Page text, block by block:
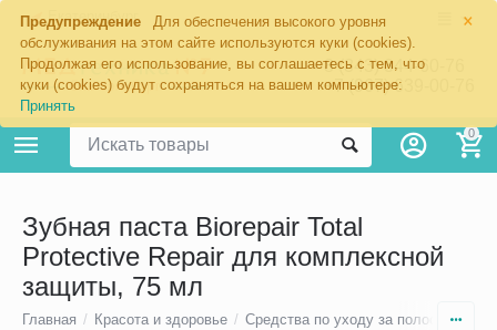
×
Предупреждение
Для обеспечения высокого уровня
обслуживания на этом сайте используются куки (cookies).
Продолжая его использование, вы соглашаетесь с тем, что
куки (cookies) будут сохраняться на вашем компьютере:
Принять
Екатеринбург
8 (343) 344-60-76
+7 (967) 639-00-76
0
Зубная паста Biorepair Total
Protective Repair для комплексной
защиты, 75 мл
Главная / Красота и здоровье / Средства по уходу за полостью рта